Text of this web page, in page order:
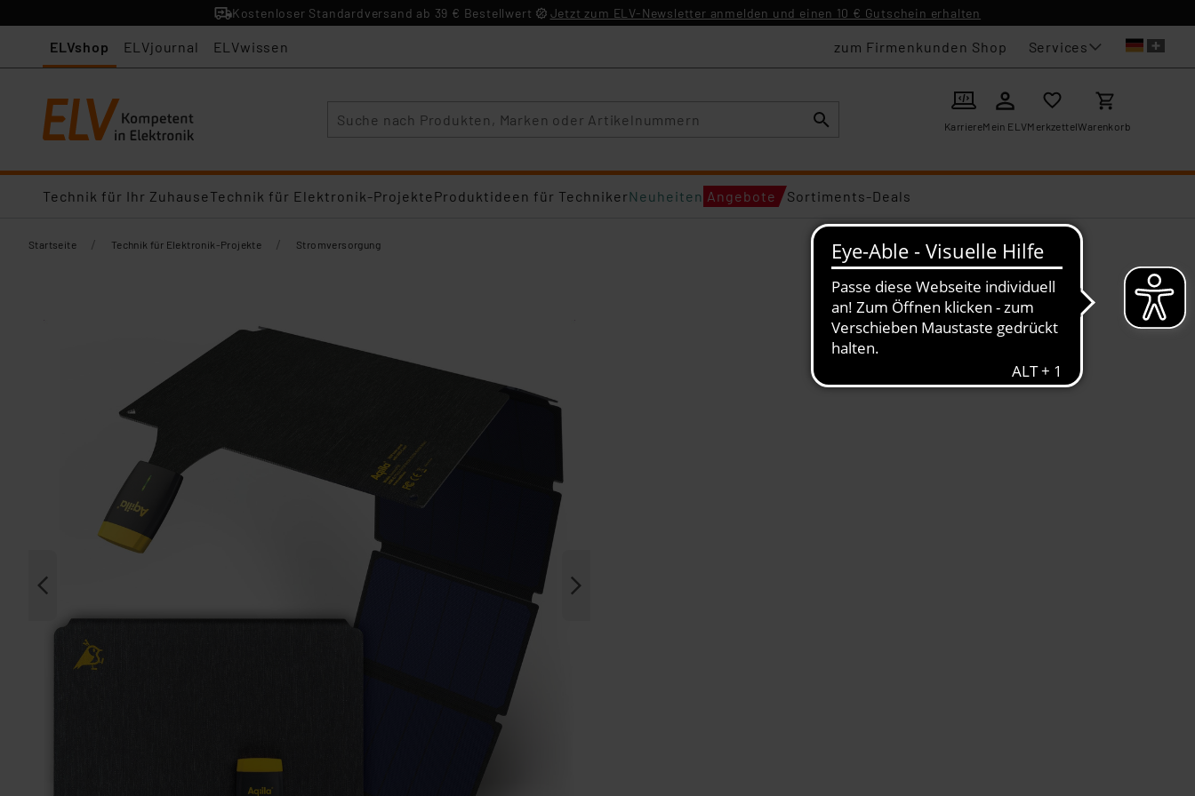
Kostenloser Standardversand ab 39 € Bestellwert Jetzt zum ELV-Newsletter anmelden und einen 10 € Gutschein erhalten
ELVshop ELVjournal ELVwissen zum Firmenkunden Shop Services
KarriereMein ELVMerkzettelWarenkorb
Technik für Ihr ZuhauseTechnik für Elektronik-ProjekteProduktideen für TechnikerNeuheiten Angebote Sortiments-Deals
Startseite / Technik für Elektronik-Projekte / Stromversorgung